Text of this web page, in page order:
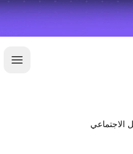
فتح
الاجتماعي